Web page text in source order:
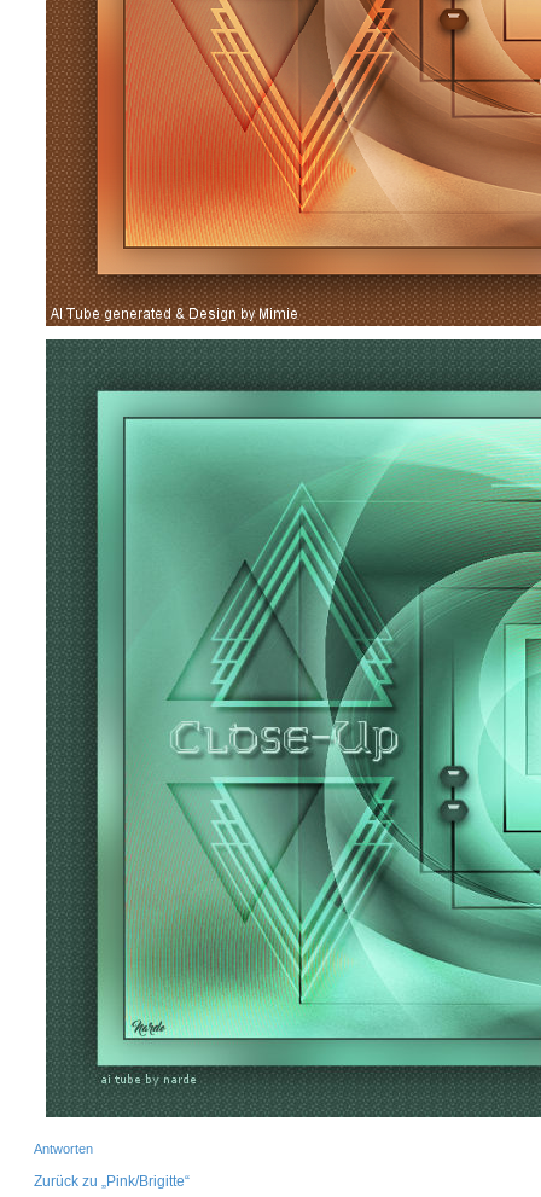
a
h
o
Antworten
Zurück zu „Pink/Brigitte“